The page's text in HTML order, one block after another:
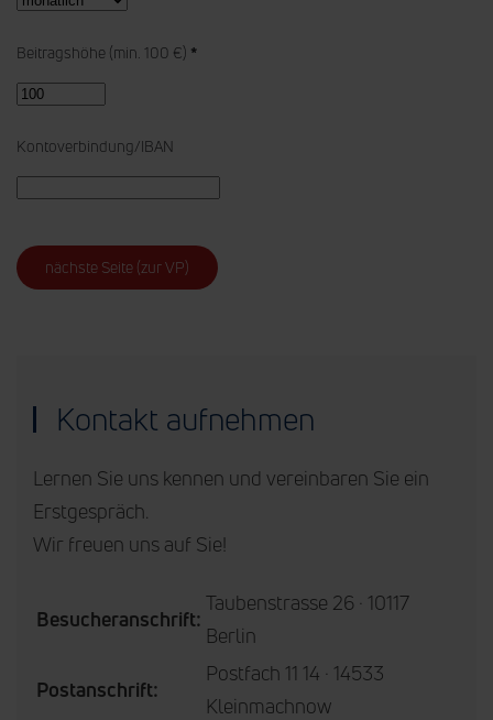
Beitragshöhe (min. 100 €) *
Kontoverbindung/IBAN
nächste Seite (zur VP)
Kontakt aufnehmen
Lernen Sie uns kennen und vereinbaren Sie ein
Erstgespräch.
Wir freuen uns auf Sie!
Besucheranschrift:
Taubenstrasse 26 · 10117
Berlin
Postanschrift:
Postfach 11 14 · 14533
Kleinmachnow